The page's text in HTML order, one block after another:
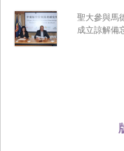
聖大參與馬
成立諒解備